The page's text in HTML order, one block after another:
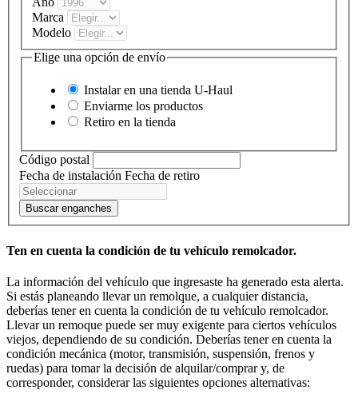
Marca
Modelo
Elige una opción de envío
Instalar en una tienda U-Haul
Enviarme los productos
Retiro en la tienda
Código postal
Fecha de instalación Fecha de retiro
Buscar enganches
Ten en cuenta la condición de tu vehículo remolcador.
La información del vehículo que ingresaste ha generado esta alerta.
Si estás planeando llevar un remolque, a cualquier distancia,
deberías tener en cuenta la condición de tu vehículo remolcador.
Llevar un remoque puede ser muy exigente para ciertos vehículos
viejos, dependiendo de su condición. Deberías tener en cuenta la
condición mecánica (motor, transmisión, suspensión, frenos y
ruedas) para tomar la decisión de alquilar/comprar y, de
corresponder, considerar las siguientes opciones alternativas: